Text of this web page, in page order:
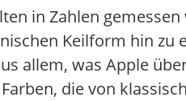
in Zahlen
Keilform hin
allem, was Apple
die von